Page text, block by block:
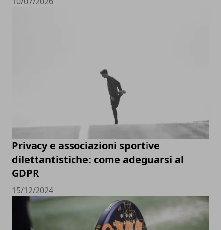
Privacy e associazioni sportive
dilettantistiche: come adeguarsi al
GDPR
15/12/2024